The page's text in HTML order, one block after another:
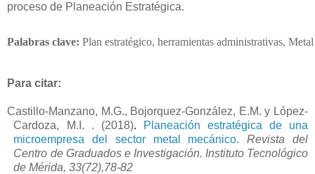
proceso de Planeación Estratégica.
Palabras clave: Plan estratégico, herramientas administrativas,
Para citar:
Castillo-Manzano, M.G., Bojorquez-González, E.M. y López-
Cardoza, M.I. . (2018).
Planeación estratégica de una
microempresa del sector metal mecánico.
Revista del
Centro de Graduados e Investigación. Instituto Tecnológico
de Mérida, 33(72),78-82